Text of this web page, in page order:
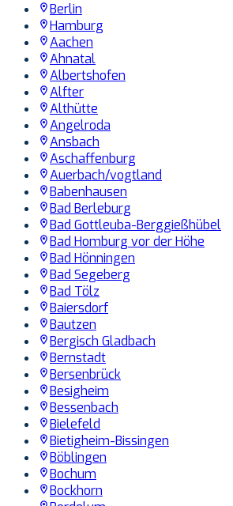
Berlin
Hamburg
Aachen
Ahnatal
Albertshofen
Alfter
Althütte
Angelroda
Ansbach
Aschaffenburg
Auerbach/vogtland
Babenhausen
Bad Berleburg
Bad Gottleuba-Berggießhübel
Bad Homburg vor der Höhe
Bad Hönningen
Bad Segeberg
Bad Tölz
Baiersdorf
Bautzen
Bergisch Gladbach
Bernstadt
Bersenbrück
Besigheim
Bessenbach
Bielefeld
Bietigheim-Bissingen
Böblingen
Bochum
Bockhorn